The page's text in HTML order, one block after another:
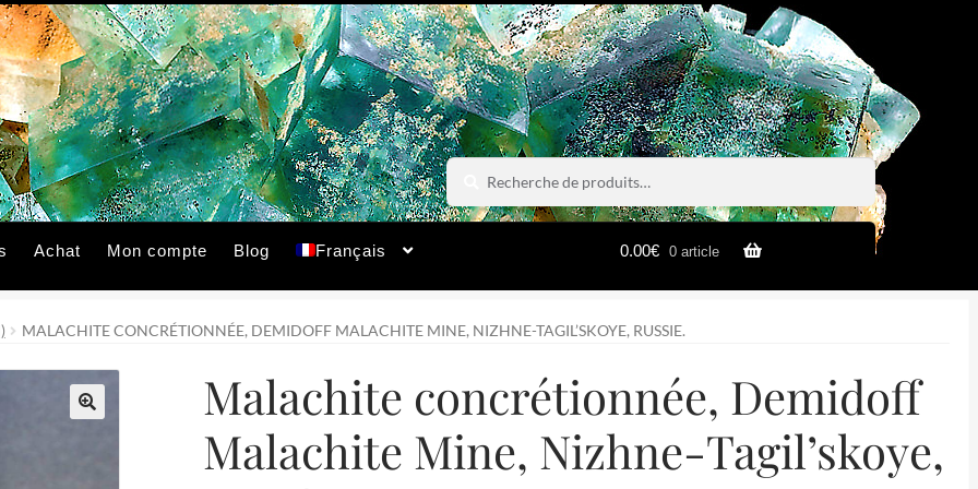
Recherche
pour :
Recherche
Achat Mon compte Blog Français 0.00€ 0 article
MALACHITE CONCRÉTIONNÉE, DEMIDOFF MALACHITE MINE, NIZHNE-TAGIL’SKOYE, RUSSIE.
Malachite concrétionnée, Demidoff
Malachite Mine, Nizhne-Tagil’skoye,